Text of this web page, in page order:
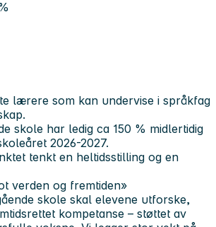
lærere som kan undervise i språkfag
skole har ledig ca 150 % midlertidig
2026-2027.
tenkt en heltidsstilling og en
verden og fremtiden»
skole skal elevene utforske,
kompetanse – støttet av